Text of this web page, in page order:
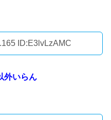
ID:E3lvLzAMC
外いらん